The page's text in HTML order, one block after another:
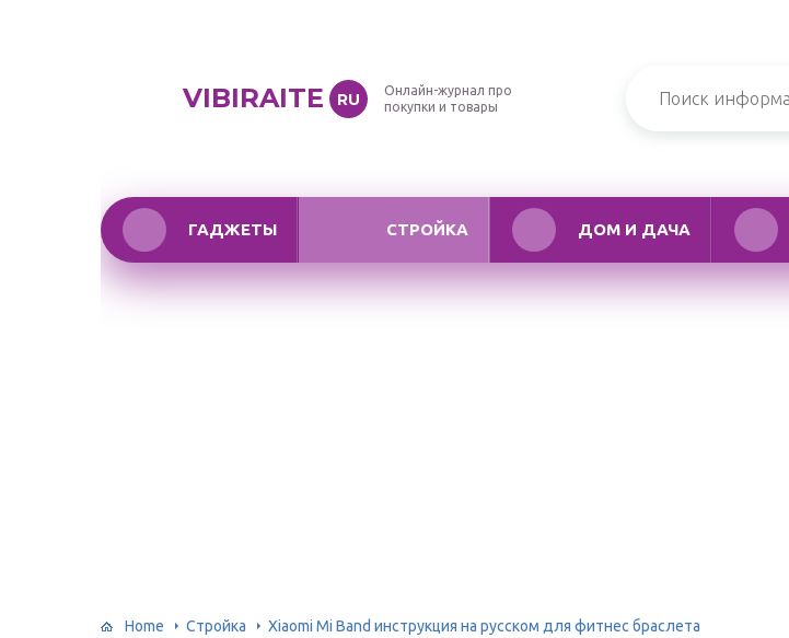
VIBIRAITE RU
Онлайн-журнал про
покупки и товары
ГАДЖЕТЫ СТРОЙКА ДОМ И ДАЧА
Home Стройка Xiaomi Mi Band инструкция на русском для фитнес браслета